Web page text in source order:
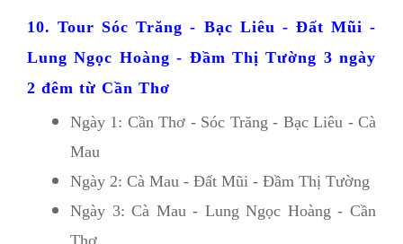
10. Tour Sóc Trăng - Bạc Liêu - Đất Mũi -
Lung Ngọc Hoàng - Đầm Thị Tường 3 ngày
2 đêm từ Cần Thơ
Ngày 1: Cần Thơ - Sóc Trăng - Bạc Liêu - Cà
Mau
Ngày 2: Cà Mau - Đất Mũi - Đầm Thị Tường
Ngày 3: Cà Mau - Lung Ngọc Hoàng - Cần